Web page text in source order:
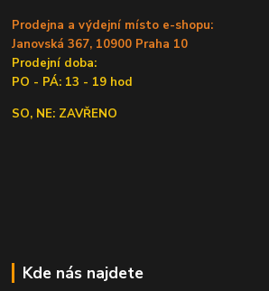
Prodejna a výdejní místo e-shopu:
Janovská 367, 10900 Praha 10
Prodejní doba:
PO - PÁ: 13 - 19 hod
SO, NE: ZAVŘENO
Kde nás najdete